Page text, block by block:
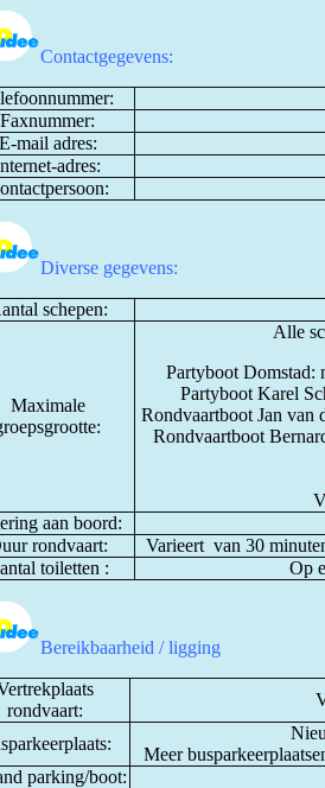
Contactgegevens:
Faxnummer:
E-mail adres:
adres:
Diverse gegevens:
schepen:
Maximale
Alle
Partyboot Domstad:
Partyboot Karel
Rondvaartboot Jan van
Rondvaartboot
aan boord:
rondvaart:
Varieert van 30
toiletten :
Op
Bereikbaarheid / ligging
rondvaart:
Meer
parking/boot: